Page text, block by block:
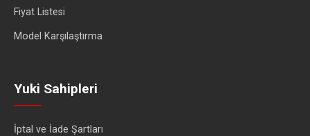
Fiyat Listesi
Model Karşılaştırma
Yuki Sahipleri
İptal ve İade Şartları